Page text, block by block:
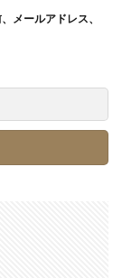
メールアドレス、